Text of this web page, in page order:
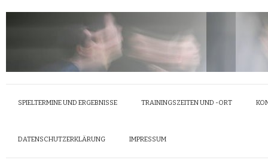
SPIELTERMINE UND ERGEBNISSE TRAININGSZEITEN UND -ORT
DATENSCHUTZERKLÄRUNG IMPRESSUM